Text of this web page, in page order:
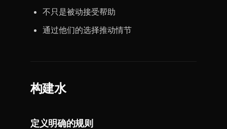
不只是被动接受帮助
通过他们的选择推动情节
构建水
定义明确的规则